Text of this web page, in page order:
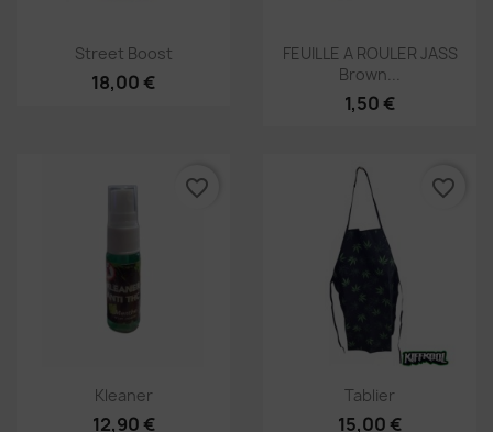
Vorschau
Street Boost
18,00 €
 Vorschau
FEUILLE A ROULER JASS
Brown...
1,50 €
Vorschau
Kleaner
12,90 €
favorite_border
Vorschau
Tablier
15,00 €
favorite_border
Wunschliste erstellen